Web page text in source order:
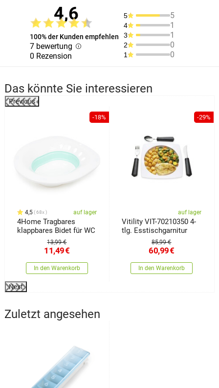
4,6
100% der Kunden empfehlen
7 bewertung
0 Rezension
5 5
4 1
3 1
2 0
1 0
Das könnte Sie interessieren
Previous
-18%
4,5 68x auf lager
4Home Tragbares
klappbares Bidet für WC
13,99 €
11,49€
In den Warenkorb
-29%
auf lager
Vitility VIT-70210350 4-
tlg. Esstischgarnitur
85,99 €
60,99€
In den Warenkorb
Next
Zuletzt angesehen